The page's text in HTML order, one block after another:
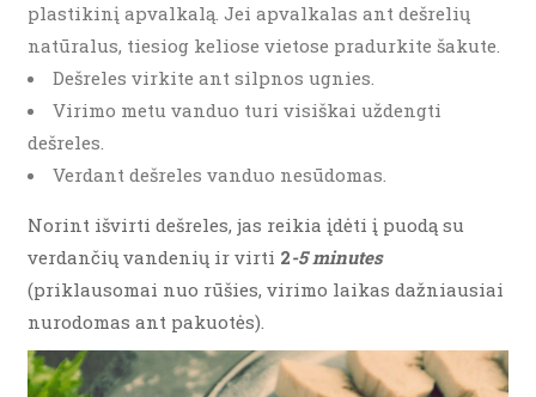
plastikinį apvalkalą. Jei apvalkalas ant dešrelių
natūralus, tiesiog keliose vietose pradurkite šakute.
Dešreles virkite ant silpnos ugnies.
Virimo metu vanduo turi visiškai uždengti
dešreles.
Verdant dešreles vanduo nesūdomas.
Norint išvirti dešreles, jas reikia įdėti į puodą su
verdančių vandenių ir virti 2-5 minutes
(priklausomai nuo rūšies, virimo laikas dažniausiai
nurodomas ant pakuotės).